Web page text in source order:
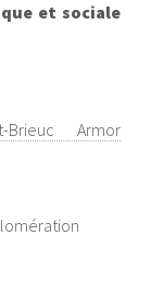
et sociale
Armor